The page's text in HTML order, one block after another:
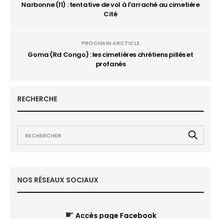
Narbonne (11) : tentative de vol à l'arraché au cimetière
Cité
PROCHAIN ARCTICLE
Goma (Rd Congo) : les cimetières chrétiens pillés et
profanés
RECHERCHE
NOS RÉSEAUX SOCIAUX
☛ Accès page Facebook